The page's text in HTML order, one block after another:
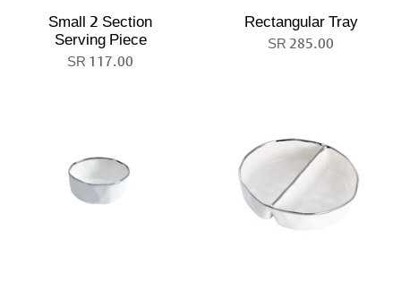
Rectangular Tray
285.00 SR
Small 2 Section
Serving Piece
117.00 SR